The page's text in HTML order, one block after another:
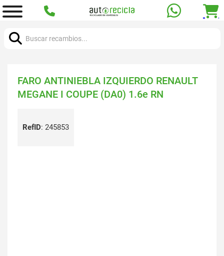
FARO ANTINIEBLA IZQUIERDO RENAULT
MEGANE I COUPE (DA0) 1.6e RN
RefID: 245853